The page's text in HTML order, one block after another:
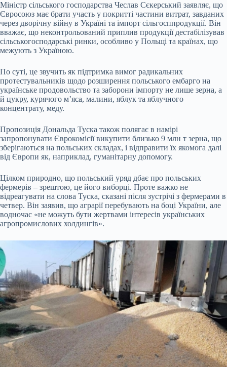
Міністр сільського господарства Чеслав Сєкерський заявляє, що
Євросоюз має брати участь у покритті частини витрат, завданих
через дворічну війну в Україні та імпорт сільгосппродукції. Він
вважає, що неконтрольований приплив продукції дестабілізував
сільськогосподарські ринки, особливо у Польщі та країнах, що
межують з Україною.
По суті, це звучить як підтримка вимог радикальних
протестувальників щодо розширення польського ембарго на
українське продовольство та заборони імпорту не лише зерна, а
й цукру, курячого мʼяса, малини, яблук та яблучного
концентрату, меду.
Пропозиція Дональда Туска також полягає в намірі
запропонувати Єврокомісії викупити близько 9 млн т зерна, що
зберігаються на польських складах, і відправити їх якомога далі
від Європи як, наприклад, гуманітарну допомогу.
Цілком природно, що польський уряд дбає про польських
фермерів – зрештою, це його виборці. Проте важко не
відреагувати на слова Туска, сказані після зустрічі з фермерами в
четвер. Він заявив, що аграрії перебувають на боці України, але
водночас «не можуть бути жертвами інтересів українських
агропромислових холдингів».